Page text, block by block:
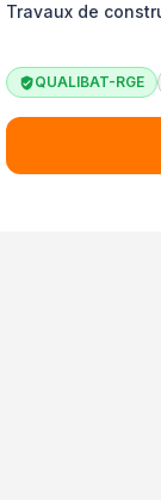
Travaux de
QUALIBAT-RGE